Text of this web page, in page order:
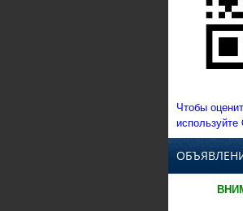
Чтобы